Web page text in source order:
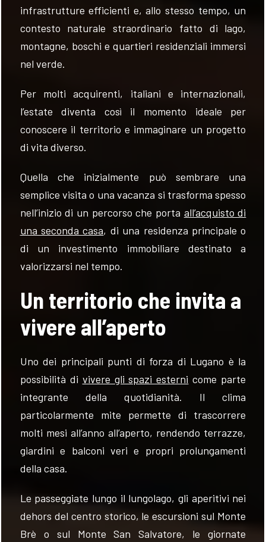
infrastrutture efficienti e, allo stesso tempo, un
contesto naturale straordinario fatto di lago,
montagne, boschi e quartieri residenziali immersi
nel verde.
Per molti acquirenti, italiani e internazionali,
l’estate diventa così il momento ideale per
conoscere il territorio e immaginare un progetto
di vita diverso.
Quella che inizialmente può sembrare una
semplice visita o una vacanza si trasforma spesso
nell’inizio di un percorso che porta all’acquisto di
una seconda casa, di una residenza principale o
di un investimento immobiliare destinato a
valorizzarsi nel tempo.
Un territorio che invita a
vivere all’aperto
Uno dei principali punti di forza di Lugano è la
possibilità di vivere gli spazi esterni come parte
integrante della quotidianità. Il clima
particolarmente mite permette di trascorrere
molti mesi all’anno all’aperto, rendendo terrazze,
giardini e balconi veri e propri prolungamenti
della casa.
Le passeggiate lungo il lungolago, gli aperitivi nei
dehors del centro storico, le escursioni sul Monte
Brè o sul Monte San Salvatore, le giornate